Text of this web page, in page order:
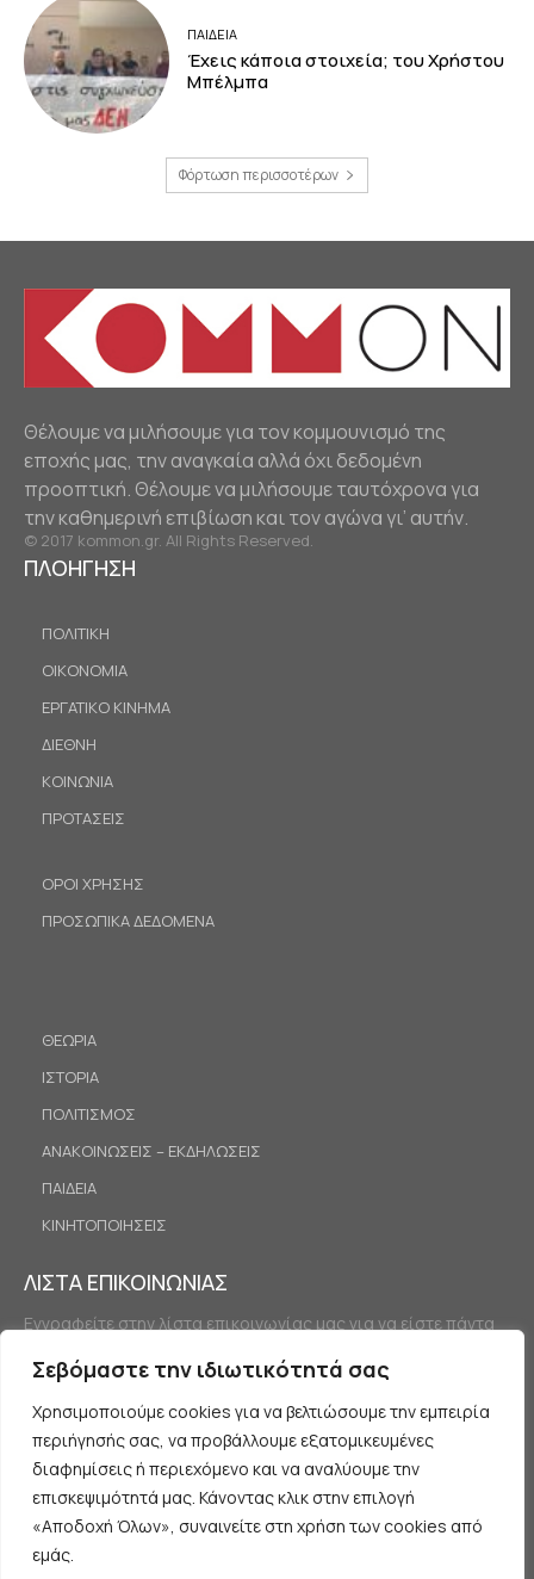
Σεβόμαστε την ιδιωτικότητά σας
Χρησιμοποιούμε cookies για να βελτιώσουμε την εμπειρία
περιήγησής σας, να προβάλλουμε εξατομικευμένες
διαφημίσεις ή περιεχόμενο και να αναλύουμε την
επισκεψιμότητά μας. Κάνοντας κλικ στην επιλογή
«Αποδοχή Όλων», συναινείτε στη χρήση των cookies από
εμάς.
ΠΑΙΔΕΙΑ
Έχεις κάποια στοιχεία; του Χρήστου
Μπέλμπα
Φόρτωση περισσοτέρων
Θέλουμε να μιλήσουμε για τον κομμουνισμό της
εποχής μας, την αναγκαία αλλά όχι δεδομένη
προοπτική. Θέλουμε να μιλήσουμε ταυτόχρονα για
την καθημερινή επιβίωση και τον αγώνα γι’ αυτήν.
© 2017 kommon.gr. All Rights Reserved.
ΠΛΟΗΓΗΣΗ
ΠΟΛΙΤΙΚΗ
ΟΙΚΟΝΟΜΙΑ
ΕΡΓΑΤΙΚΟ ΚΙΝΗΜΑ
ΔΙΕΘΝΗ
ΚΟΙΝΩΝΙΑ
ΠΡΟΤΑΣΕΙΣ
ΟΡΟΙ ΧΡΗΣΗΣ
ΠΡΟΣΩΠΙΚΑ ΔΕΔΟΜΕΝΑ
ΘΕΩΡΙΑ
ΙΣΤΟΡΙΑ
ΠΟΛΙΤΙΣΜΟΣ
ΑΝΑΚΟΙΝΩΣΕΙΣ – ΕΚΔΗΛΩΣΕΙΣ
ΠΑΙΔΕΙΑ
ΚΙΝΗΤΟΠΟΙΗΣΕΙΣ
ΛΙΣΤΑ ΕΠΙΚΟΙΝΩΝΙΑΣ
Εγγραφείτε στην λίστα επικοινωνίας μας για να είστε πάντα
Εγγραφή